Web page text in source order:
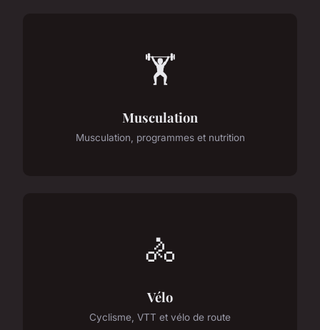
🏋️
Musculation
Musculation, programmes et nutrition
🚴
Vélo
Cyclisme, VTT et vélo de route